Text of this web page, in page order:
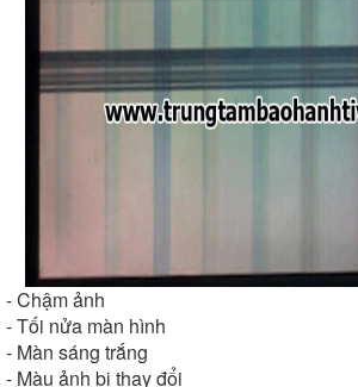
- Chậm ảnh
- Tối nửa màn hình
- Màn sáng trắng
- Màu ảnh bị thay đổi